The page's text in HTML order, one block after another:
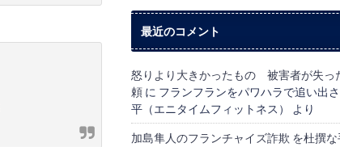
最近のコメント
怒りより大きかったもの 被害者が失っ
頼 に フランフランをパワハラで追い出
平（エニタイムフィットネス）
より
加島隼人のフランチャイズ詐欺 を杜撰な